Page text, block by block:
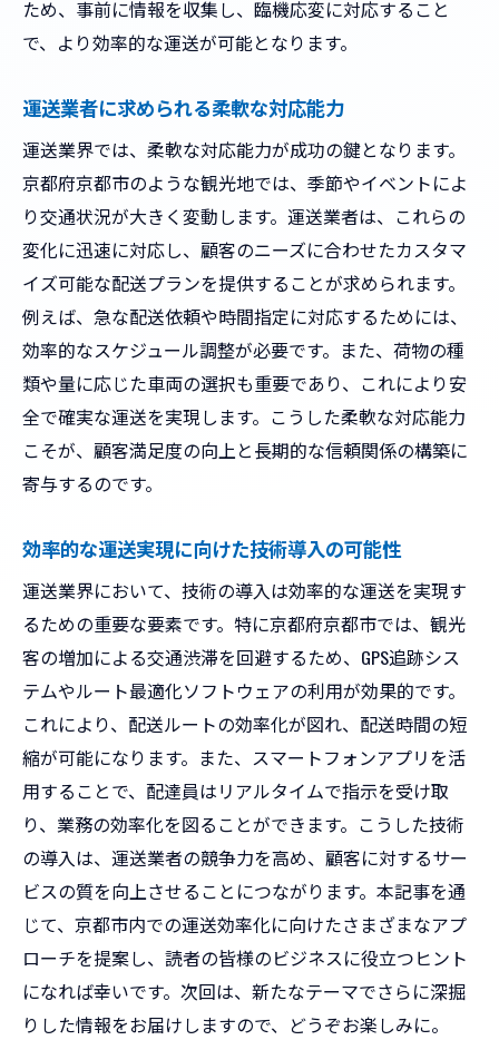
的な戦略
運送の信頼性向上に向けた取り組み
リアルタイムデータを活用した効率化
顧客満足度を高めるための配達計画
効率的な倉庫管理と配送連携の重要性
京都市特有のニーズに応じた運送サービス
開発
ため、事前に情報を収集し、臨機応変に対応すること
で、より効率的な運送が可能となります。
運送業者に求められる柔軟な対応能力
運送業界では、柔軟な対応能力が成功の鍵となります。
京都府京都市のような観光地では、季節やイベントによ
り交通状況が大きく変動します。運送業者は、これらの
変化に迅速に対応し、顧客のニーズに合わせたカスタマ
イズ可能な配送プランを提供することが求められます。
例えば、急な配送依頼や時間指定に対応するためには、
効率的なスケジュール調整が必要です。また、荷物の種
類や量に応じた車両の選択も重要であり、これにより安
全で確実な運送を実現します。こうした柔軟な対応能力
こそが、顧客満足度の向上と長期的な信頼関係の構築に
寄与するのです。
効率的な運送実現に向けた技術導入の可能性
運送業界において、技術の導入は効率的な運送を実現す
るための重要な要素です。特に京都府京都市では、観光
客の増加による交通渋滞を回避するため、GPS追跡シス
テムやルート最適化ソフトウェアの利用が効果的です。
これにより、配送ルートの効率化が図れ、配送時間の短
縮が可能になります。また、スマートフォンアプリを活
用することで、配達員はリアルタイムで指示を受け取
り、業務の効率化を図ることができます。こうした技術
の導入は、運送業者の競争力を高め、顧客に対するサー
ビスの質を向上させることにつながります。本記事を通
じて、京都市内での運送効率化に向けたさまざまなアプ
ローチを提案し、読者の皆様のビジネスに役立つヒント
になれば幸いです。次回は、新たなテーマでさらに深掘
りした情報をお届けしますので、どうぞお楽しみに。